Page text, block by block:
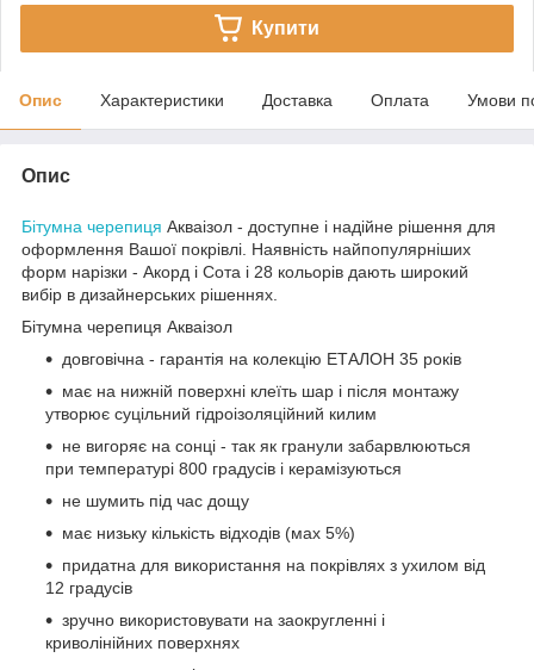
Купити
Опис Характеристики Доставка Оплата Умови
Опис
Бітумна черепиця Акваізол - доступне і надійне рішення для
оформлення Вашої покрівлі. Наявність найпопулярніших
форм нарізки - Акорд і Сота і 28 кольорів дають широкий
вибір в дизайнерських рішеннях.
Бітумна черепиця Акваізол
довговічна - гарантія на колекцію ЕТАЛОН 35 років
має на нижній поверхні клеїть шар і після монтажу
утворює суцільний гідроізоляційний килим
не вигоряє на сонці - так як гранули забарвлюються
при температурі 800 градусів і керамізуються
не шумить під час дощу
має низьку кількість відходів (мах 5%)
придатна для використання на покрівлях з ухилом від
12 градусів
зручно використовувати на заокругленні і
криволінійних поверхнях